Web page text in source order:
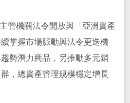
管機關法令開放與「亞洲資產
掌握市場脈動與法令更迭機
勢潛力商品，另推動多元銷
，總資產管理規模穩定增長